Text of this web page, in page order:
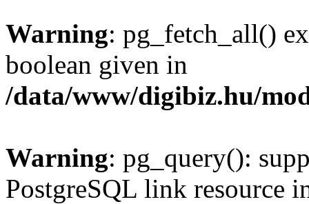
Warning: pg_fetch_all()
boolean given in
/data/www/digibiz.hu/
Warning: pg_query():
PostgreSQL link resource